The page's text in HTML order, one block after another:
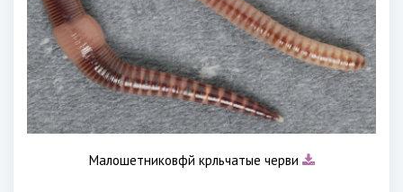
Малошетниковфй крльчатые черви